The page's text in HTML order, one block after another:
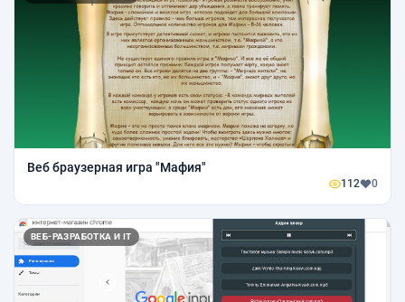
Веб браузерная игра "Мафия"
112 0
ВЕБ-РАЗРАБОТКА И IT